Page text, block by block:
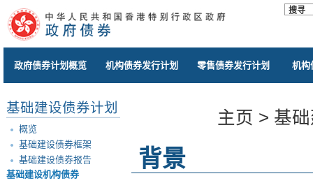
政府债券计划概览 机构债券发行计划 零售债券发行计划 机构
基础建设债券计划
概览
基础建设债券框架
基础建设债券报告
基础建设机构债券
主页 > 基
背景